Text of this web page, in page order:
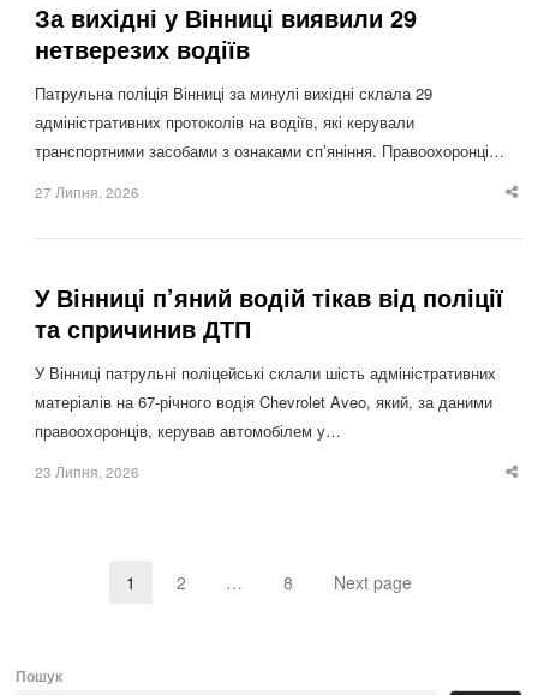
За вихідні у Вінниці виявили 29
нетверезих водіїв
Патрульна поліція Вінниці за минулі вихідні склала 29
адміністративних протоколів на водіїв, які керували
транспортними засобами з ознаками сп’яніння. Правоохоронці…
27 Липня, 2026
У Вінниці п’яний водій тікав від поліції
та спричинив ДТП
У Вінниці патрульні поліцейські склали шість адміністративних
матеріалів на 67-річного водія Chevrolet Aveo, який, за даними
правоохоронців, керував автомобілем у…
23 Липня, 2026
Page
1 Page
2 … Page
8 Next page
Пошук